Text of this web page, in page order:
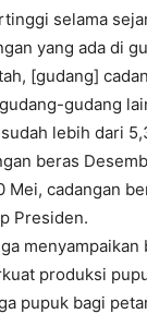
selama
yang ada di
[gudang]
gudang
lebih dari
beras
Mei, cadangan
Presiden.
produksi
pupuk bagi